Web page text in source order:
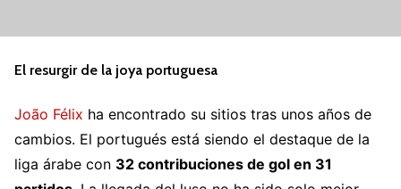
El resurgir de la joya portuguesa
João Félix ha encontrado su sitios tras unos años de
cambios. El portugués está siendo el destaque de la
liga árabe con 32 contribuciones de gol en 31